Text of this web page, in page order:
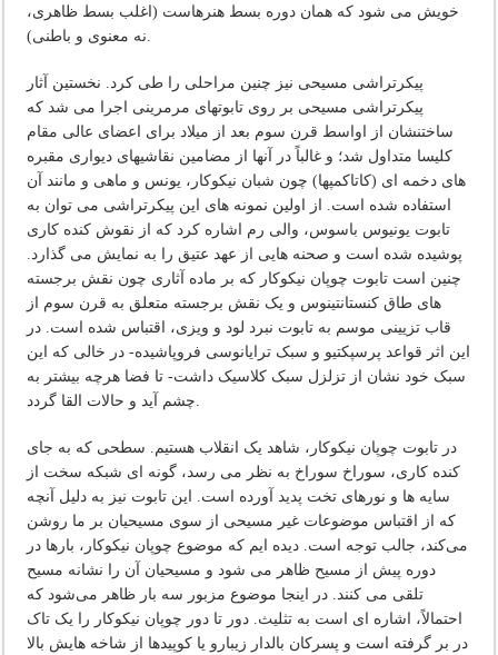
خویش می شود که همان دوره بسط هنرهاست (اغلب بسط ظاهری،
نه معنوی و باطنی).
پیکرتراشی مسیحی نیز چنین مراحلی را طی کرد. نخستین آثار
پیکرتراشی مسیحی بر روی تابوتهای مرمرینی اجرا می شد که
ساختنشان از اواسط قرن سوم بعد از میلاد برای اعضای عالی مقام
کلیسا متداول شد؛ و غالباً در آنها از مضامین نقاشیهای دیواری مقبره
های دخمه ای (کاتاکمپها) چون شبان نیکوکار، یونس و ماهی و مانند آن
استفاده شده است. از اولین نمونه های این پیکرتراشی می توان به
تابوت یونیوس باسوس، والی رم اشاره کرد که از نقوش کنده کاری
پوشیده شده است و صحنه هایی از عهد عتیق را به نمایش می گذارد.
چنین است تابوت چوپان نیکوکار که بر ماده آثاری چون نقش برجسته
های طاق کنستانتینوس و یک نقش برجسته متعلق به قرن سوم از
قاب تزیینی موسم به تابوت نبرد لود و ویزی، اقتباس شده است. در
این اثر قواعد پرسپکتیو و سبک ترایانوسی فروپاشیده- در خالی که این
سبک خود نشان از تزلزل سبک کلاسیک داشت- تا فضا هرچه بیشتر به
چشم آید و حالات القا گردد.
در تابوت چوپان نیکوکار، شاهد یک انقلاب هستیم. سطحی که به جای
کنده کاری، سوراخ سوراخ به نظر می رسد، گونه ای شبکه سخت از
سایه ها و نورهای تخت پدید آورده است. این تابوت نیز به دلیل آنچه
که از اقتباس موضوعات غیر مسیحی از سوی مسیحیان بر ما روشن
می‌کند، جالب توجه است. دیده ایم که موضوع چوپان نیکوکار، بارها در
دوره پیش از مسیح ظاهر می شود و مسیحیان آن را نشانه مسیح
تلقی می کنند. در اینجا موضوع مزبور سه بار ظاهر می‌شود که
احتمالاً، اشاره ای است به تثلیث. دور تا دور چوپان نیکوکار را یک تاک
در بر گرفته است و پسرکان بالدار زیبارو یا کوپیدها از شاخه هایش بالا